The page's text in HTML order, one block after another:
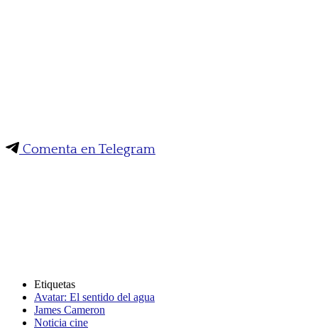
Comenta en Telegram
Etiquetas
Avatar: El sentido del agua
James Cameron
Noticia cine